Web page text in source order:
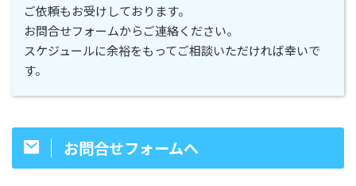
ご依頼もお受けしております。
お問合せフォームからご連絡ください。
スケジュールに余裕をもってご相談いただければ幸いで
す。
お問合せフォームへ